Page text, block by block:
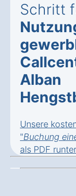
Schritt
Alban
Unsere
"Buchung
als PDF